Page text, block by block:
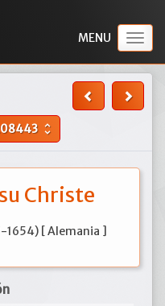
unfold_more
Christe
1654) [ Alemania ]